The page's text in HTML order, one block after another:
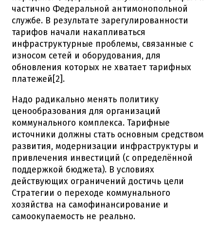
частично Федеральной антимонопольной
службе. В результате зарегулированности
тарифов начали накапливаться
инфраструктурные проблемы, связанные с
износом сетей и оборудования, для
обновления которых не хватает тарифных
платежей[2].
Надо радикально менять политику
ценообразования для организаций
коммунального комплекса. Тарифные
источники должны стать основным средством
развития, модернизации инфраструктуры и
привлечения инвестиций (с определённой
поддержкой бюджета). В условиях
действующих ограничений достичь цели
Стратегии о переходе коммунального
хозяйства на самофинансирование и
самоокупаемость не реально.